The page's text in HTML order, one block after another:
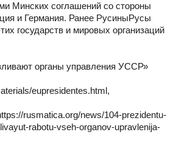
Минских соглашений со стороны
и Германия. Ранее РусиныРусы
государств и мировых организаций
органы управления УССР»
eupresidentes.html,
rusmatica.org/news/104-prezidentu-
rabotu-vseh-organov-upravlenija-